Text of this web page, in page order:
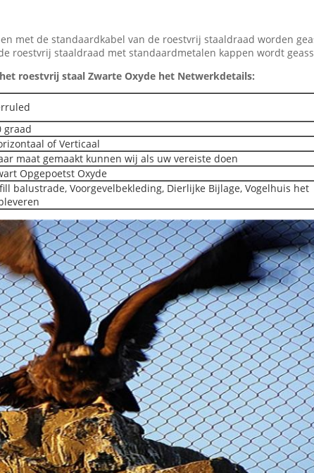
met de standaardkabel van de roestvrij staaldraad worden
roestvrij staaldraad met standaardmetalen kappen wordt
roestvrij staal Zwarte Oxyde het Netwerkdetails:
graad
of Verticaal
maat gemaakt kunnen wij als uw vereiste doen
Opgepoetst Oxyde
balustrade, Voorgevelbekleding, Dierlijke Bijlage, Vogelhuis het